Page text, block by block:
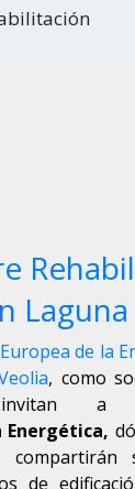
de la
, como
invitan a
Energética,
compartirán
de